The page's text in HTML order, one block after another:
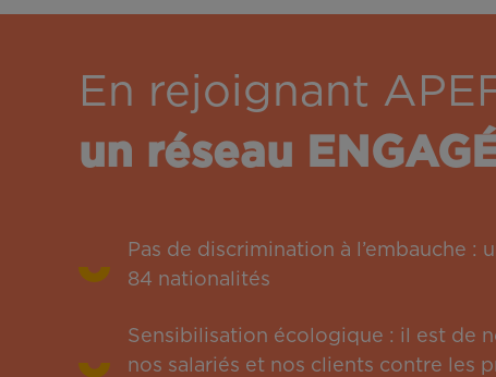
En rejoignant
un réseau
Pas de discrimination à l’embauche :
84 nationalités
Sensibilisation écologique : il est de
nos salariés et nos clients contre les